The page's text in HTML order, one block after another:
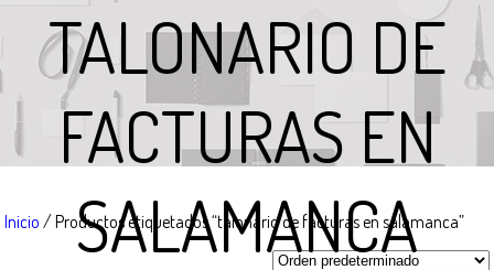
TALONARIO DE
FACTURAS EN
SALAMANCA
Inicio / Productos etiquetados “talonario de facturas en salamanca”